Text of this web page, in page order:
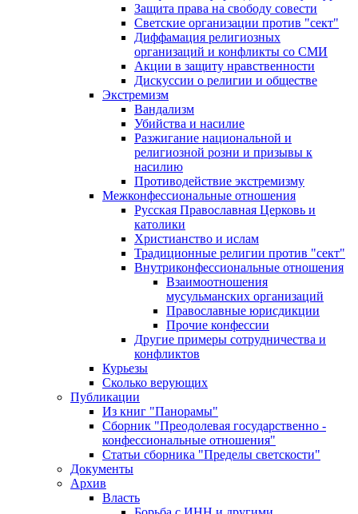
Защита права на свободу совести
Светские организации против "сект"
Диффамация религиозных
организаций и конфликты со СМИ
Акции в защиту нравственности
Дискуссии о религии и обществе
Экстремизм
Вандализм
Убийства и насилие
Разжигание национальной и
религиозной розни и призывы к
насилию
Противодействие экстремизму
Межконфессиональные отношения
Русская Православная Церковь и
католики
Христианство и ислам
Традиционные религии против "сект"
Внутриконфессиональные отношения
Взаимоотношения
мусульманских организаций
Православные юрисдикции
Прочие конфессии
Другие примеры сотрудничества и
конфликтов
Курьезы
Сколько верующих
Публикации
Из книг "Панорамы"
Сборник "Преодолевая государственно -
конфессиональные отношения"
Статьи сборника "Пределы светскости"
Документы
Архив
Власть